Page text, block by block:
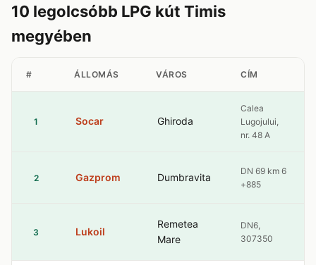
10 legolcsóbb LPG kút Timis
megyében
# ÁLLOMÁS VÁROS CÍM
1 Socar Ghiroda
Calea
Lugojului,
nr. 48 A
2 Gazprom Dumbravita
DN 69 km 6
+885
3 Lukoil
Remetea
Mare
DN6,
307350